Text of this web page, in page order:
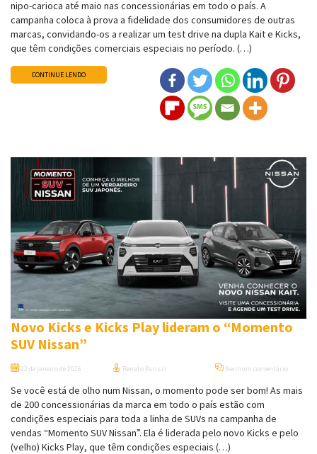
nipo-carioca até maio nas concessionárias em todo o país. A
campanha coloca à prova a fidelidade dos consumidores de outras
marcas, convidando-os a realizar um test drive na dupla Kait e Kicks,
que têm condições comerciais especiais no período. (…)
CONTINUE LENDO
Novo Kicks e Kicks Play lideram o “Momento
SUV Nissan”
22 de janeiro de 2026 Renato Parizzi Nenhum comentário
Se você está de olho num Nissan, o momento pode ser bom! As mais
de 200 concessionárias da marca em todo o país estão com
condições especiais para toda a linha de SUVs na campanha de
vendas “Momento SUV Nissan”. Ela é liderada pelo novo Kicks e pelo
(velho) Kicks Play, que têm condições especiais (…)